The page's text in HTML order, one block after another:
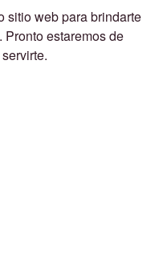
sitio web para brindarte
estaremos de